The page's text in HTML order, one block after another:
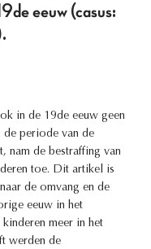
eeuw (casus:
in de 19de eeuw geen
de periode van de
nam de bestraffing van
toe. Dit artikel is
de omvang en de
eeuw in het
meer in het
werden de